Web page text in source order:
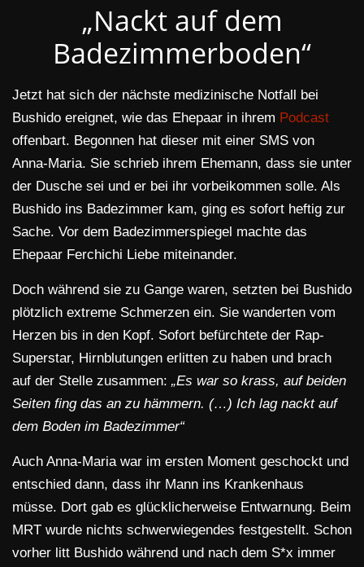
„Nackt auf dem
Badezimmerboden“
Jetzt hat sich der nächste medizinische Notfall bei
Bushido ereignet, wie das Ehepaar in ihrem Podcast
offenbart. Begonnen hat dieser mit einer SMS von
Anna-Maria. Sie schrieb ihrem Ehemann, dass sie unter
der Dusche sei und er bei ihr vorbeikommen solle. Als
Bushido ins Badezimmer kam, ging es sofort heftig zur
Sache. Vor dem Badezimmerspiegel machte das
Ehepaar Ferchichi Liebe miteinander.
Doch während sie zu Gange waren, setzten bei Bushido
plötzlich extreme Schmerzen ein. Sie wanderten vom
Herzen bis in den Kopf. Sofort befürchtete der Rap-
Superstar, Hirnblutungen erlitten zu haben und brach
auf der Stelle zusammen: „Es war so krass, auf beiden
Seiten fing das an zu hämmern. (…) Ich lag nackt auf
dem Boden im Badezimmer“
Auch Anna-Maria war im ersten Moment geschockt und
entschied dann, dass ihr Mann ins Krankenhaus
müsse. Dort gab es glücklicherweise Entwarnung. Beim
MRT wurde nichts schwerwiegendes festgestellt. Schon
vorher litt Bushido während und nach dem S*x immer